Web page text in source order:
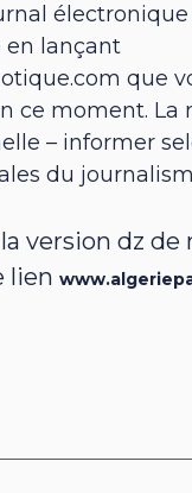
électronique
en lançant
que
ce moment. La
– informer
du
version dz
lien